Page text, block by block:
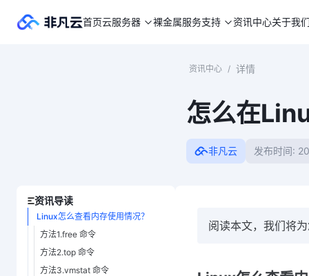
首页云服务器 裸金属服务支持 资讯中心关于我
资讯中心 / 详情
怎么在
非凡云 发布时间:
资讯导读
Linux怎么查看内存使用情况？
方法1.free 命令
方法2.top 命令
方法3.vmstat 命令
阅读本文，我们将